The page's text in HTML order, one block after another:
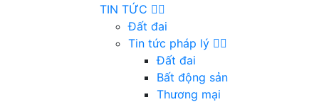
TIN TỨC
Đất đai
Tin tức pháp lý
Đất đai
Bất động sản
Thương mại